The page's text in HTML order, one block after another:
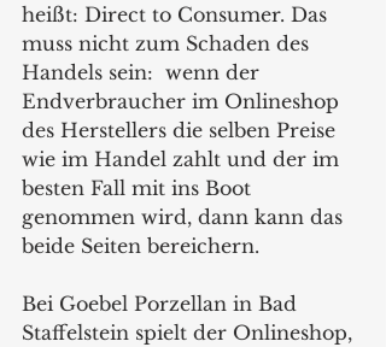
heißt: Direct to Consumer. Das
muss nicht zum Schaden des
Handels sein:  wenn der
Endverbraucher im Onlineshop
des Herstellers die selben Preise
wie im Handel zahlt und der im
besten Fall mit ins Boot
genommen wird, dann kann das
beide Seiten bereichern.
Bei Goebel Porzellan in Bad
Staffelstein spielt der Onlineshop,